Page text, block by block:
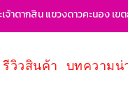
าตากสิน แขวงดาวคะนอง เข
รีวิวสินค้า บทความน่